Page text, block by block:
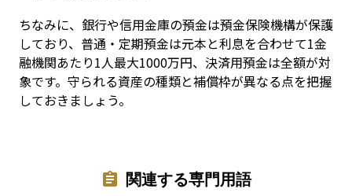
ちなみに、銀行や信用金庫の預金は預金保険機構が保護
しており、普通・定期預金は元本と利息を合わせて1金
融機関あたり1人最大1000万円、決済用預金は全額が対
象です。守られる資産の種類と補償枠が異なる点を把握
しておきましょう。
関連する専門用語